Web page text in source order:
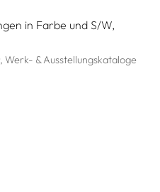
in Farbe und S/W
Werk- & Ausstellungskataloge